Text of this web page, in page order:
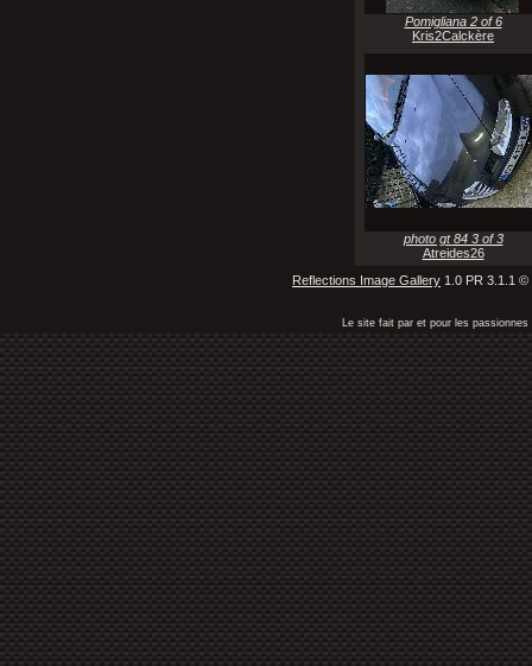
Pomigliana 2 of 6
Kris2Calckère
photo gt 84 3 of 3
Atreides26
Reflections Image Gallery 1.0 PR 3.1.1
Le site fait par et pour les